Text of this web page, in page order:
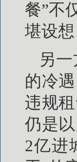
餐”不
堪设想
另
的冷
违规
仍是
2亿进